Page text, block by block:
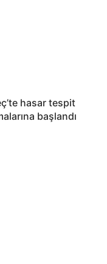
hasar tespit
başlandı